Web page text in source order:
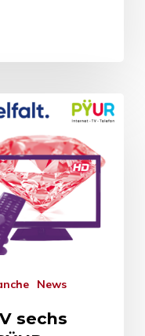
News
sechs